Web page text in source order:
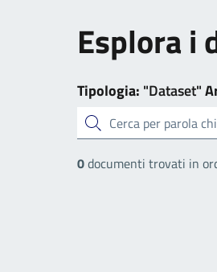
Esplora i
Tipologia: "Dataset"
cerca
0documenti trovati in